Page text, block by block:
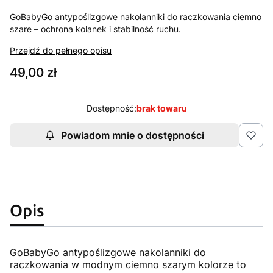
GoBabyGo antypoślizgowe nakolanniki do raczkowania ciemno
szare – ochrona kolanek i stabilność ruchu.
Przejdź do pełnego opisu
Cena
49,00 zł
Dostępność:brak towaru
Powiadom mnie o dostępności
Opis
GoBabyGo antypoślizgowe nakolanniki do
raczkowania w modnym ciemno szarym kolorze to